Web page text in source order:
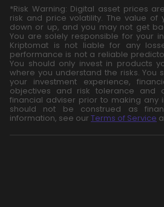
*Risk Warning: Digital asset prices
risk and price volatility. The value of
down or up, and you may not get
You are solely responsible for your
Kriptomat is not liable for any
performance is not a reliable
You should only invest in products
where you understand the risks. You
your investment experience,
objectives and risk tolerance and
financial adviser prior to making any
should not be construed as
information, see our Terms of Service